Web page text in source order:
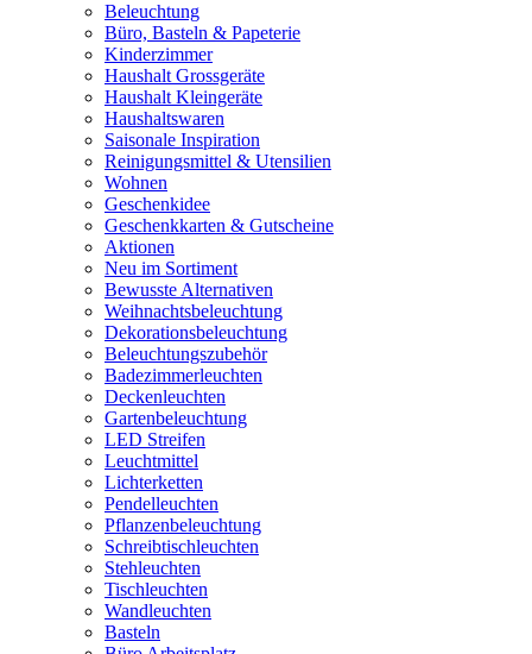
Beleuchtung
Büro, Basteln & Papeterie
Kinderzimmer
Haushalt Grossgeräte
Haushalt Kleingeräte
Haushaltswaren
Saisonale Inspiration
Reinigungsmittel & Utensilien
Wohnen
Geschenkidee
Geschenkkarten & Gutscheine
Aktionen
Neu im Sortiment
Bewusste Alternativen
Weihnachtsbeleuchtung
Dekorationsbeleuchtung
Beleuchtungszubehör
Badezimmerleuchten
Deckenleuchten
Gartenbeleuchtung
LED Streifen
Leuchtmittel
Lichterketten
Pendelleuchten
Pflanzenbeleuchtung
Schreibtischleuchten
Stehleuchten
Tischleuchten
Wandleuchten
Basteln